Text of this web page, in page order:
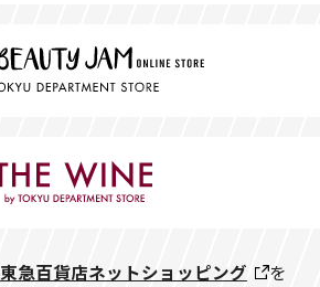
東急百貨店ネットショッピング を